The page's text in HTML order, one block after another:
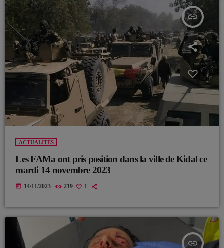
insert_link
ACTUALITÉS
Les FAMa ont pris position dans la ville de Kidal ce
mardi 14 novembre 2023
today 14/11/2023 219 1
insert_link